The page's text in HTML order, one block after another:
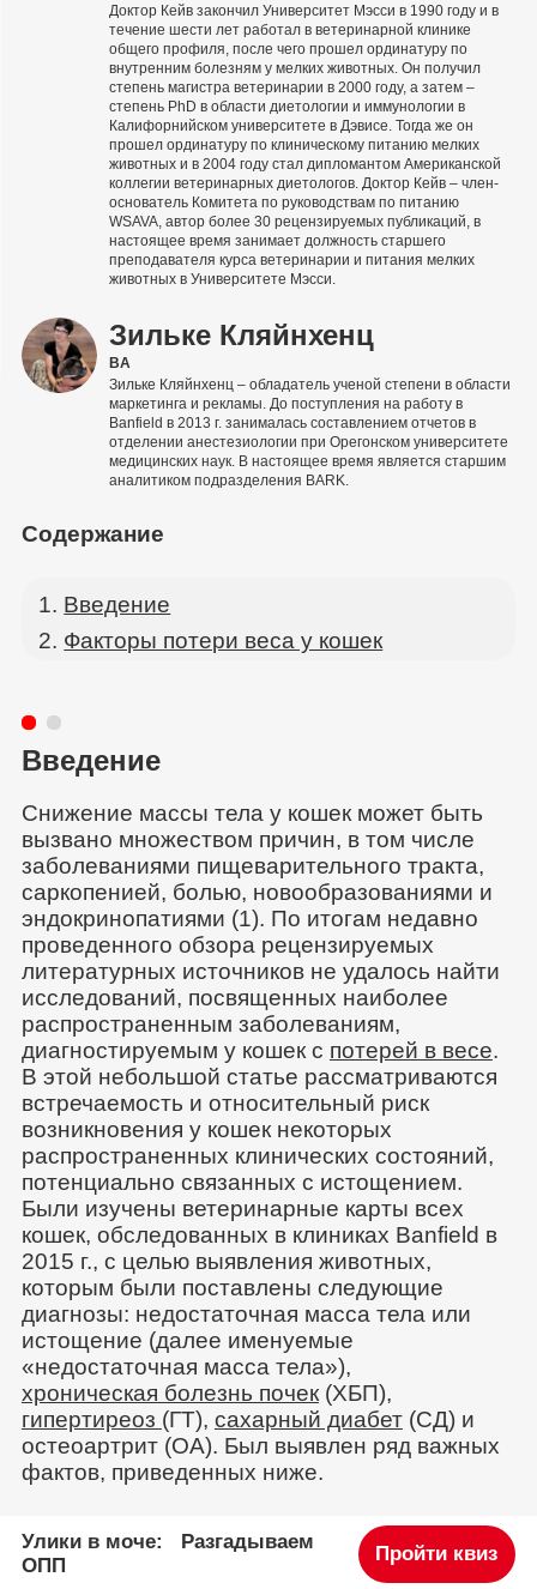
Доктор Кейв закончил Университет Мэсси в 1990 году и в
течение шести лет работал в ветеринарной клинике
общего профиля, после чего прошел ординатуру по
внутренним болезням у мелких животных. Он получил
степень магистра ветеринарии в 2000 году, а затем –
степень PhD в области диетологии и иммунологии в
Калифорнийском университете в Дэвисе. Тогда же он
прошел ординатуру по клиническому питанию мелких
животных и в 2004 году стал дипломантом Американской
коллегии ветеринарных диетологов. Доктор Кейв – член-
основатель Комитета по руководствам по питанию
WSAVA, автор более 30 рецензируемых публикаций, в
настоящее время занимает должность старшего
преподавателя курса ветеринарии и питания мелких
животных в Университете Мэсси.
Зильке Кляйнхенц
BA
Зильке Кляйнхенц – обладатель ученой степени в области
маркетинга и рекламы. До поступления на работу в
Banfield в 2013 г. занималась составлением отчетов в
отделении анестезиологии при Орегонском университете
медицинских наук. В настоящее время является старшим
аналитиком подразделения BARK.
Содержание
Введение
Факторы потери веса у кошек
Введение
Снижение массы тела у кошек может быть
вызвано множеством причин, в том числе
заболеваниями пищеварительного тракта,
саркопенией, болью, новообразованиями и
эндокринопатиями (1). По итогам недавно
проведенного обзора рецензируемых
литературных источников не удалось найти
исследований, посвященных наиболее
распространенным заболеваниям,
диагностируемым у кошек с потерей в весе.
В этой небольшой статье рассматриваются
встречаемость и относительный риск
возникновения у кошек некоторых
распространенных клинических состояний,
потенциально связанных с истощением.
Были изучены ветеринарные карты всех
кошек, обследованных в клиниках Banfield в
2015 г., с целью выявления животных,
которым были поставлены следующие
диагнозы: недостаточная масса тела или
истощение (далее именуемые
«недостаточная масса тела»),
хроническая болезнь почек(ХБП),
гипертиреоз (ГТ), сахарный диабет(СД) и
остеоартрит (OA). Был выявлен ряд важных
фактов, приведенных ниже.
Улики в моче: Разгадываем
ОПП
Пройти квиз